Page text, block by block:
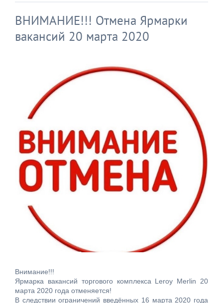
ВНИМАНИЕ!!! Отмена Ярмарки
вакансий 20 марта 2020
Внимание!!!
Ярмарка вакансий торгового комплекса Leroy Merlin 20
марта 2020 года отменяется!
В следствии ограничений введённых 16 марта 2020 года